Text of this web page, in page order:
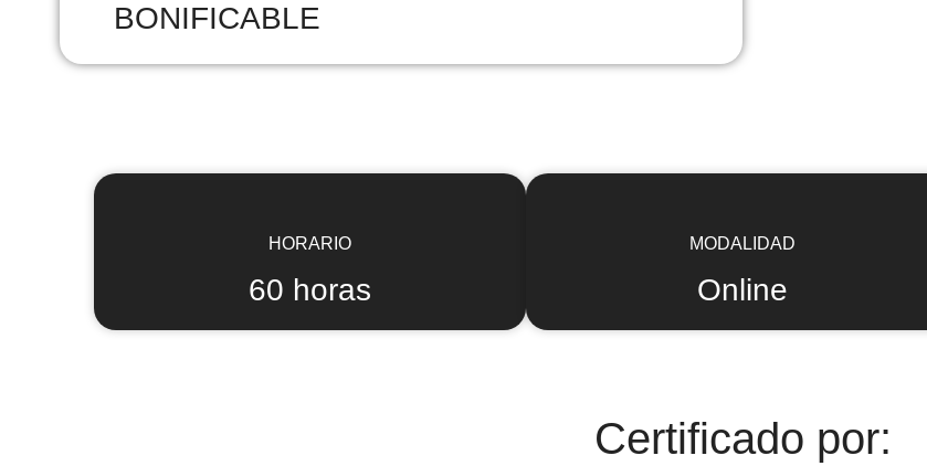
BONIFICABLE
HORARIO
60 horas
MODALIDAD
Online
Certificado por: